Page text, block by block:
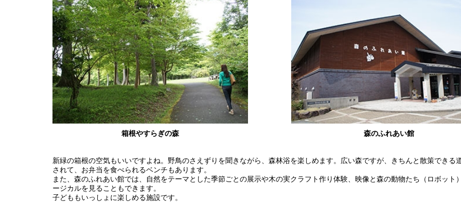
箱根やすらぎの森 森のふれあい館
新緑の箱根の空気もいいですよね。野鳥のさえずりを聞きながら、森林浴を楽しめます。広い森ですが、きちんと散策できる
されて、お弁当を食べられるベンチもあります。
また、森のふれあい館では、自然をテーマとした季節ごとの展示や木の実クラフト作り体験、映像と森の動物たち（ロボット
ージカルを見ることもできます。
子どももいっしょに楽しめる施設です。